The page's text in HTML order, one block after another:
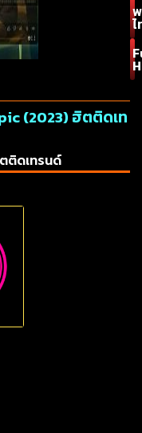
(2023) ฮิตติดเท
ติดเทรนด์